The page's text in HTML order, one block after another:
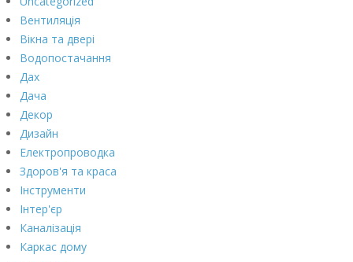
Вентиляція
Вікна та двері
Водопостачання
Дах
Дача
Декор
Дизайн
Електропроводка
Здоров'я та краса
Інструменти
Інтер'єр
Каналізація
Каркас дому